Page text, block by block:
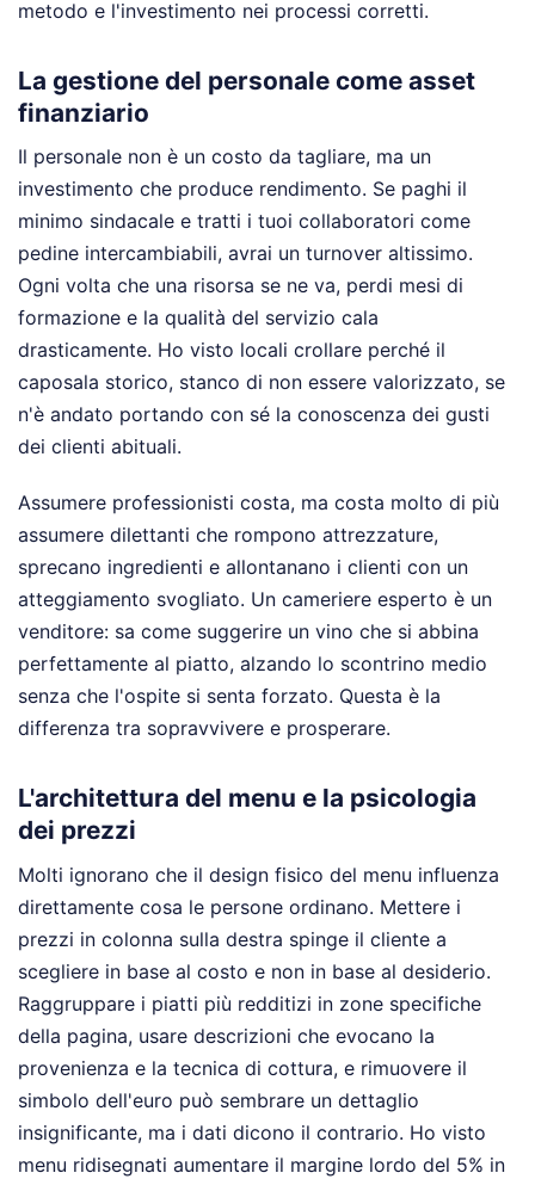
metodo e l'investimento nei processi corretti.
La gestione del personale come asset
finanziario
Il personale non è un costo da tagliare, ma un
investimento che produce rendimento. Se paghi il
minimo sindacale e tratti i tuoi collaboratori come
pedine intercambiabili, avrai un turnover altissimo.
Ogni volta che una risorsa se ne va, perdi mesi di
formazione e la qualità del servizio cala
drasticamente. Ho visto locali crollare perché il
caposala storico, stanco di non essere valorizzato, se
n'è andato portando con sé la conoscenza dei gusti
dei clienti abituali.
Assumere professionisti costa, ma costa molto di più
assumere dilettanti che rompono attrezzature,
sprecano ingredienti e allontanano i clienti con un
atteggiamento svogliato. Un cameriere esperto è un
venditore: sa come suggerire un vino che si abbina
perfettamente al piatto, alzando lo scontrino medio
senza che l'ospite si senta forzato. Questa è la
differenza tra sopravvivere e prosperare.
L'architettura del menu e la psicologia
dei prezzi
Molti ignorano che il design fisico del menu influenza
direttamente cosa le persone ordinano. Mettere i
prezzi in colonna sulla destra spinge il cliente a
scegliere in base al costo e non in base al desiderio.
Raggruppare i piatti più redditizi in zone specifiche
della pagina, usare descrizioni che evocano la
provenienza e la tecnica di cottura, e rimuovere il
simbolo dell'euro può sembrare un dettaglio
insignificante, ma i dati dicono il contrario. Ho visto
menu ridisegnati aumentare il margine lordo del 5% in